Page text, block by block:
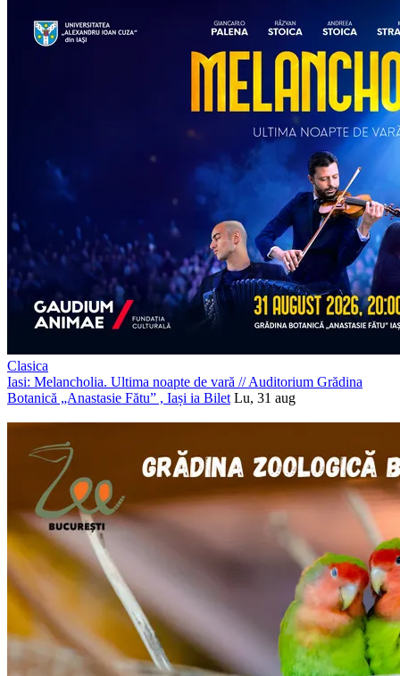
Clasica
Iasi: Melancholia. Ultima noapte de vară //Auditorium Grădina
Botanică „Anastasie Fătu” , Iași ia Bilet Lu, 31 aug